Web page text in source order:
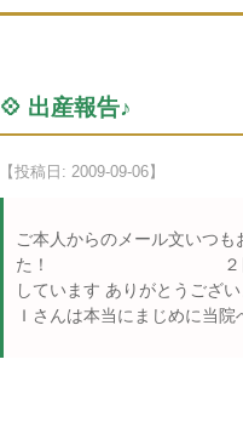
💠 出産報告♪
【投稿日: 2009-09-06】
ご本人からのメール文いつ
た！ ２日に渡る陣痛で
しています ありがとうござ
Ｉさんは本当にまじめに当